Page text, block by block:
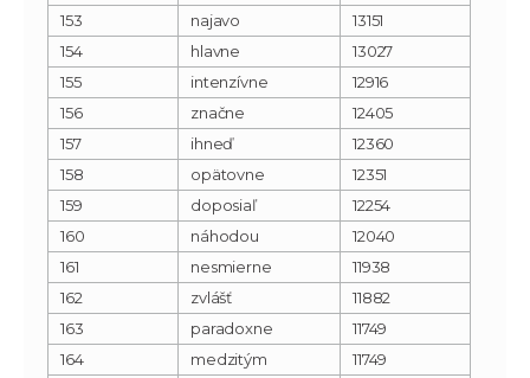
153
najavo
13151
154
hlavne
13027
155
intenzívne
12916
156
značne
12405
157
ihneď
12360
158
opätovne
12351
159
doposiaľ
12254
160
náhodou
12040
161
nesmierne
11938
162
zvlášť
11882
163
paradoxne
11749
164
medzitým
11749